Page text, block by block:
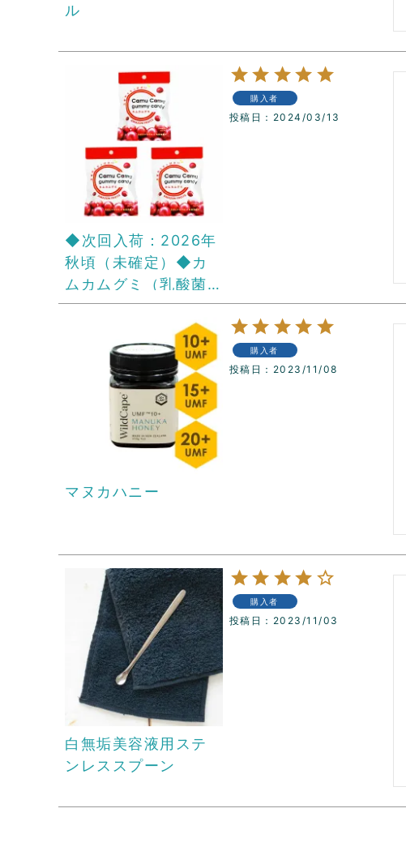
ル
◆次回入荷：2026年
秋頃（未確定）◆カ
ムカムグミ（乳酸菌
配合）（42g×3袋）
購入者
投稿日 2024/03/13
マヌカハニー
購入者
投稿日 2023/11/08
白無垢美容液用ステ
ンレススプーン
購入者
投稿日 2023/11/03